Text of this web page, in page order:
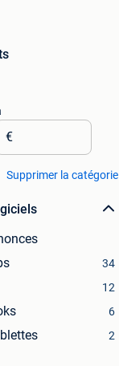
€
Supprimer la catégorie
34
12
6
2